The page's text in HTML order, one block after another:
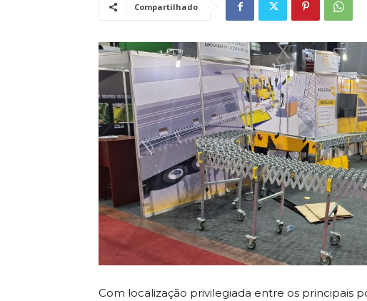
Compartilhado
Com localização privilegiada entre os principais